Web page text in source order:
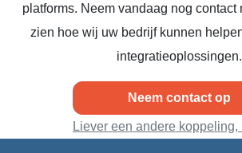
platforms. Neem vandaag nog contact
zien hoe wij uw bedrijf kunnen
integratieoplossingen.
Neem contact op
Liever een andere koppeling,